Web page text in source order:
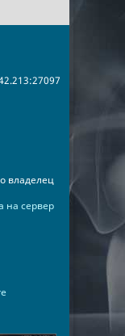
владелец
на сервер